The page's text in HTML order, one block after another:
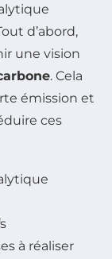
d’abord,
une vision
. Cela
émission et
ces
à réaliser